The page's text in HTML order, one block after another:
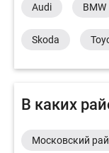
Audi BMW
Skoda
В каких
Московский